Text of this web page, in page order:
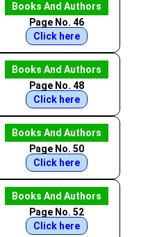
Books And Authors
Page No. 46
Click here
Books And Authors
Page No. 48
Click here
Books And Authors
Page No. 50
Click here
Books And Authors
Page No. 52
Click here